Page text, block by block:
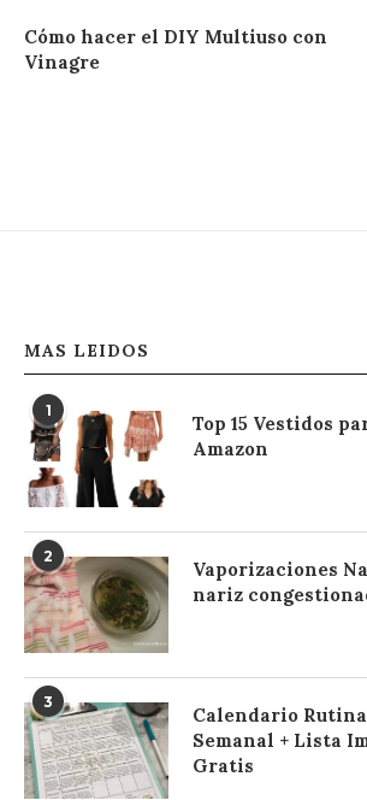
Cómo hacer el DIY Multiuso con
Vinagre
MAS LEIDOS
1
Top 15 Vestidos
Amazon
2
Vaporizaciones
nariz
3
Calendario
Semanal + Lista
Gratis